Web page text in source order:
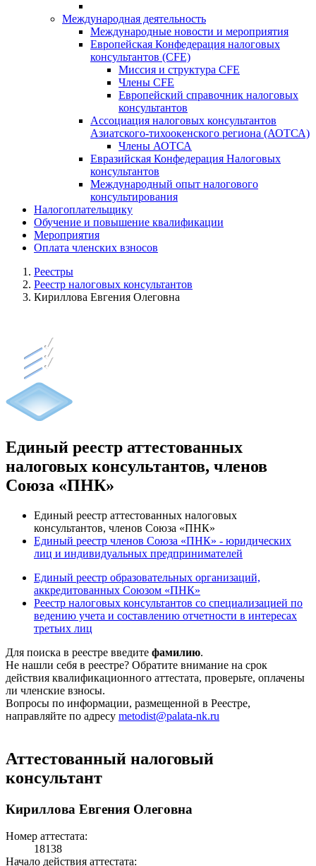
Международная деятельность
Международные новости и мероприятия
Европейская Конфедерация налоговых
консультантов (CFE)
Миссия и структура CFE
Члены CFE
Европейский справочник налоговых
консультантов
Ассоциация налоговых консультантов
Азиатского-тихоокенского региона (АОТСА)
Члены АОТСА
Евразийская Конфедерация Налоговых
консультантов
Международный опыт налогового
консультирования
Налогоплательщику
Обучение и повышение квалификации
Мероприятия
Оплата членских взносов
Реестры
Реестр налоговых консультантов
Кириллова Евгения Олеговна
Единый реестр аттестованных
налоговых консультантов, членов
Союза «ПНК»
Единый реестр аттестованных налоговых
консультантов, членов Союза «ПНК»
Единый реестр членов Союза «ПНК» - юридических
лиц и индивидуальных предпринимателей
Единый реестр образовательных организаций,
аккредитованных Союзом «ПНК»
Реестр налоговых консультантов со специализацией по
ведению учета и составлению отчетности в интересах
третьих лиц
Для поиска в реестре введите фамилию.
Не нашли себя в реестре? Обратите внимание на срок
действия квалификационного аттестата, проверьте, оплачены
ли членские взносы.
Вопросы по информации, размещенной в Реестре,
направляйте по адресу metodist@palata-nk.ru
Аттестованный налоговый
консультант
Кириллова Евгения Олеговна
Номер аттестата:
18138
Начало действия аттестата: